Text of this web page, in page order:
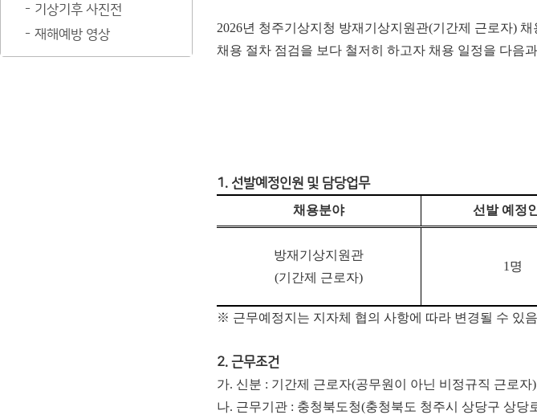
기상기후 사진전
재해예방 영상
2026년 청주기상지청 방재기상지원관(기간제 근로자)
채용 절차 점검을 보다 철저히 하고자 채용 일정을 다음
1. 선발예정인원 및 담당업무
채용분야 선발 예정
방재기상지원관
(기간제 근로자)
1 명
※ 근무예정지는 지자체 협의 사항에 따라 변경될 수 있음
2. 근무조건
가. 신분 : 기간제 근로자(공무원이 아닌 비정규직 근로자)
나. 근무기관 : 충청북도청(충청북도 청주시 상당구 상당